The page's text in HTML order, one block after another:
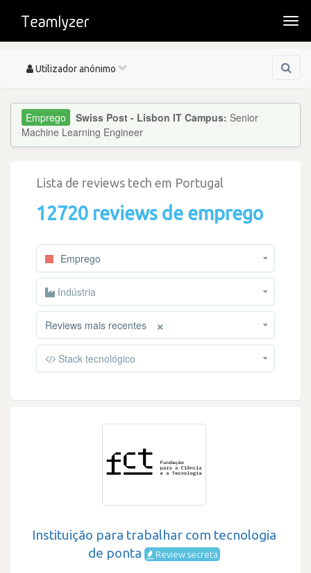
Toggle
Utilizador anónimo
Swiss Post - Lisbon IT Campus: Senior
Machine Learning Engineer
Lista de reviews tech em Portugal
12720 reviews de emprego
Emprego
Indústria
×
Reviews mais recentes
Stack tecnológico
Instituição para trabalhar com tecnologia
de ponta
Review secreta